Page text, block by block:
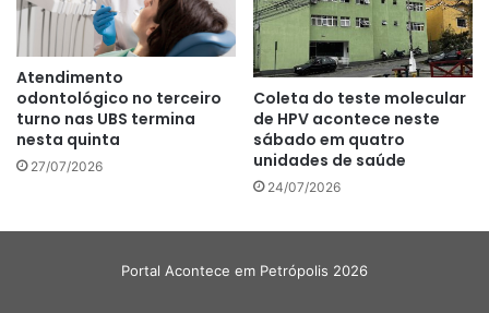
Atendimento
odontológico no terceiro
turno nas UBS termina
nesta quinta
27/07/2026
Coleta do teste molecular
de HPV acontece neste
sábado em quatro
unidades de saúde
24/07/2026
Portal Acontece em Petrópolis 2026